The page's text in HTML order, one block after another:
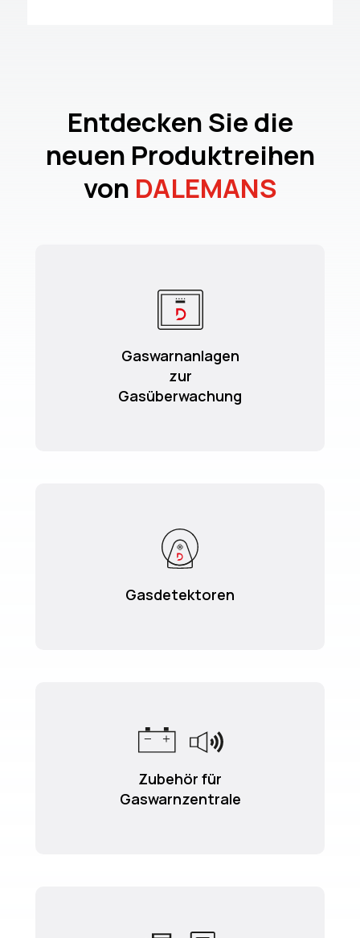
Entdecken Sie die
neuen Produktreihen
von DALEMANS
Gaswarnanlagen
zur
Gasüberwachung
Gasdetektoren
Zubehör für
Gaswarnzentrale